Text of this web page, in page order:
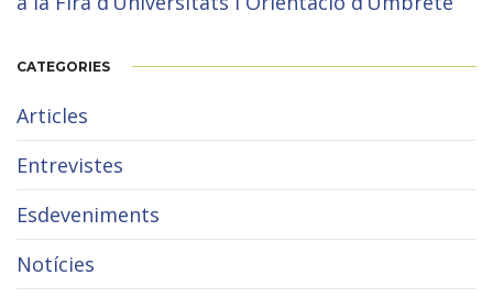
CATEGORIES
Articles
Entrevistes
Esdeveniments
Notícies